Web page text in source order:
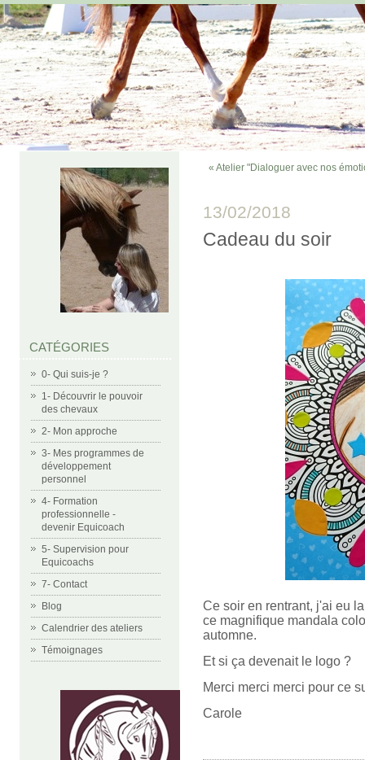
CATÉGORIES
0- Qui suis-je ?
1- Découvrir le pouvoir
des chevaux
2- Mon approche
3- Mes programmes de
développement
personnel
4- Formation
professionnelle -
devenir Equicoach
5- Supervision pour
Equicoachs
7- Contact
Blog
Calendrier des ateliers
Témoignages
« Atelier "Dialoguer avec nos
13/02/2018
Cadeau du soir
Ce soir en rentrant, j'ai eu
ce magnifique mandala
automne.
Et si ça devenait le logo ?
Merci merci merci pour ce
Carole